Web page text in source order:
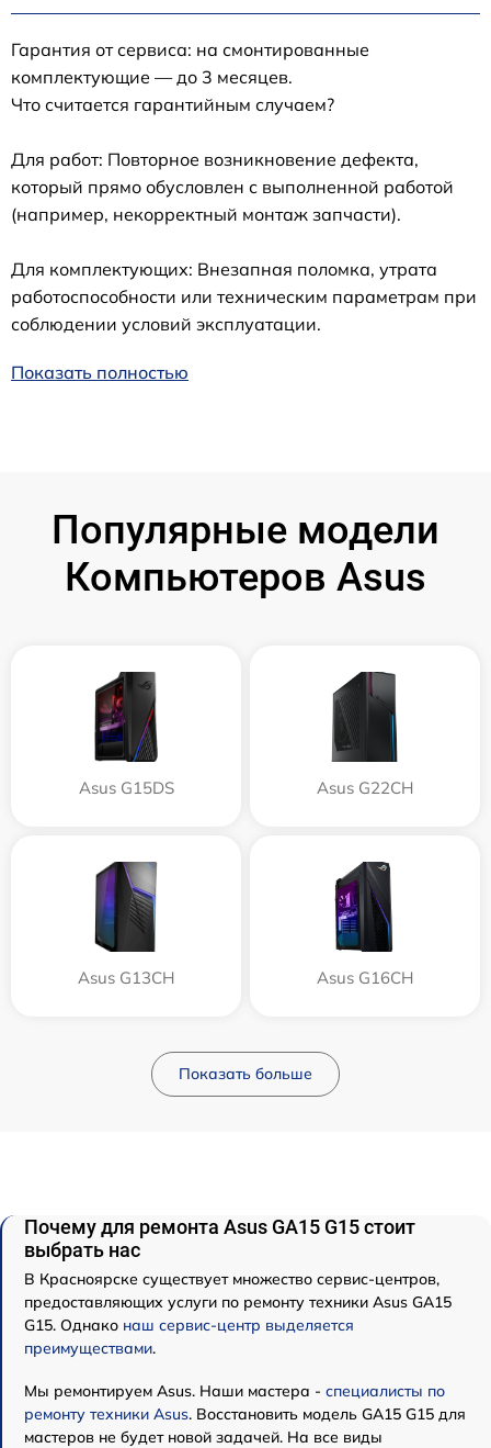
Гарантия от сервиса: на смонтированные
комплектующие — до 3 месяцев.
Что считается гарантийным случаем?
Для работ: Повторное возникновение дефекта,
который прямо обусловлен с выполненной работой
(например, некорректный монтаж запчасти).
Для комплектующих: Внезапная поломка, утрата
работоспособности или техническим параметрам при
соблюдении условий эксплуатации.
Показать полностью
Популярные модели
Компьютеров Asus
Asus G15DS Asus G22CH
Asus G13CH Asus G16CH
Показать больше
Почему для ремонта Asus GA15 G15 стоит
выбрать нас
В Красноярске существует множество сервис-центров,
предоставляющих услуги по ремонту техники Asus GA15
G15. Однако наш сервис-центр выделяется
преимуществами.
Мы ремонтируем Asus. Наши мастера - специалисты по
ремонту техники Asus. Восстановить модель GA15 G15 для
мастеров не будет новой задачей. На все виды